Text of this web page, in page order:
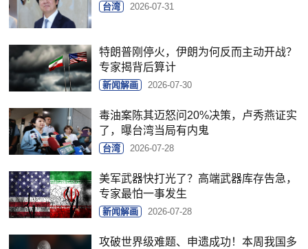
台湾 2026-07-31
特朗普刚停火，伊朗为何反而主动开战？
专家揭背后算计
新闻解画 2026-07-30
毒油案陈其迈怒问20%决策，卢秀燕证实
了，曝台湾当局有内鬼
台湾 2026-07-28
美军武器快打光了？高端武器库存告急，
专家最怕一事发生
新闻解画 2026-07-28
攻破世界级难题、申遗成功！本周我国多